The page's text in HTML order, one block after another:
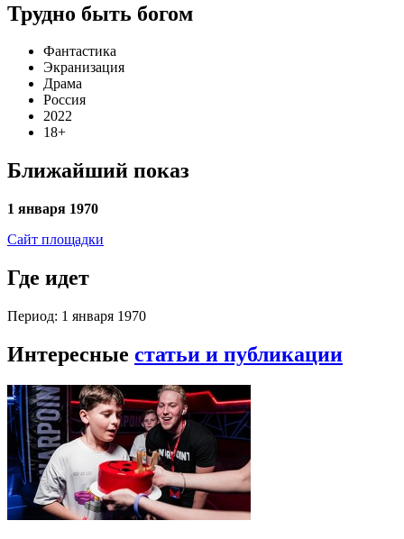
Трудно быть богом
Фантастика
Экранизация
Драма
Россия
2022
18+
Ближайший показ
1 января 1970
Сайт площадки
Где идет
Период: 1 января 1970
Интересные статьи и публикации